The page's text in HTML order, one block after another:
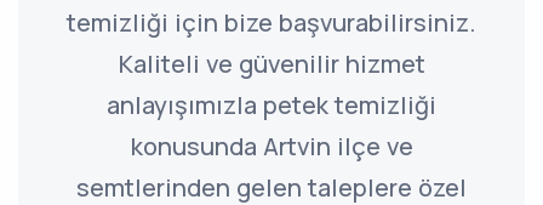
temizliği için bize başvurabilirsiniz.
Kaliteli ve güvenilir hizmet
anlayışımızla petek temizliği
konusunda Artvin ilçe ve
semtlerinden gelen taleplere özel